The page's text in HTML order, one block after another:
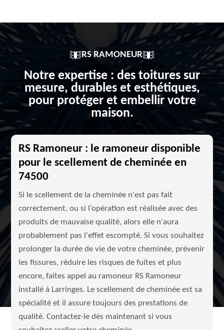
RS RAMONEUR
Notre expertise : des toitures sur
mesure, durables et esthétiques,
pour protéger et embellir votre
maison.
RS Ramoneur : le ramoneur disponible
pour le scellement de cheminée en
74500
Si le scellement de la cheminée n'est pas fait
correctement, ou si l’opération est réalisée avec des
produits de mauvaise qualité, alors elle n'aura
probablement pas l'effet escompté. Si vous souhaitez
prolonger la durée de vie de votre cheminée, prévenir
les fissures, réduire les risques de fuites et plus
encore, faites appel au ramoneur RS Ramoneur
installé à Larringes. Le scellement de cheminée est sa
spécialité et il assure toujours des prestations de
qualité. Contactez-le dès maintenant si vous